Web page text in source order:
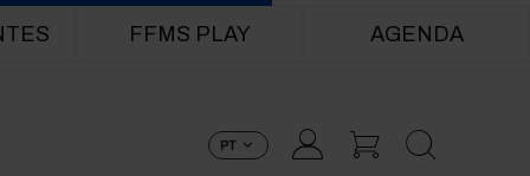
FFMS PLAY AGENDA
PT